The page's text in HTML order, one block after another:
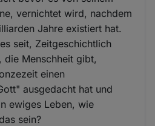
vernichtet wird, nachdem
Jahre existiert hat.
seit, Zeitgeschichtlich
die Menschheit gibt,
einen
ausgedacht hat und
ewiges Leben, wie
sein?